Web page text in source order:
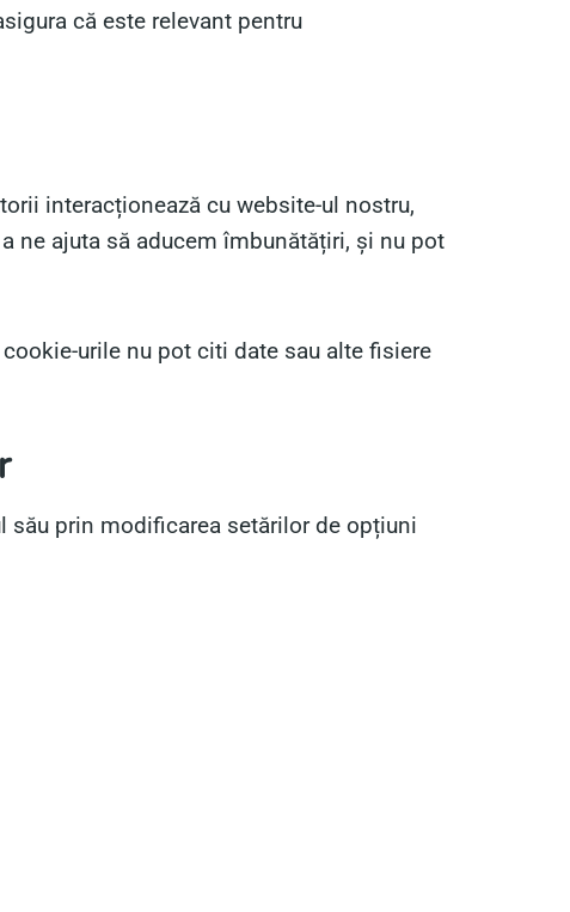
că este relevant pentru
interacționează cu website-ul nostru,
ne ajuta să aducem îmbunătățiri, și nu pot
urile nu pot citi date sau alte fisiere
său prin modificarea setărilor de opțiuni